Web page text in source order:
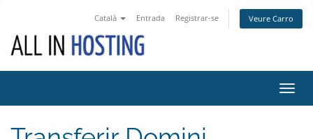
Català Entrada Registrar-se Veure Carro
la